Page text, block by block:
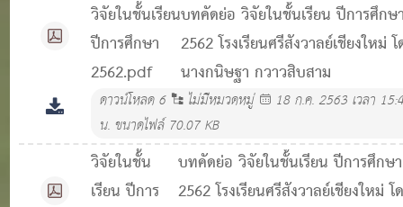
วิจัยในชั้นเรียน
ปีการศึกษา
2562.pdf
บทคัดย่อ วิจัยในชั้นเรียน ปีการศึกษ
2562 โรงเรียนศรีสังวาลย์เชียงใหม่
นางกนิษฐา กวาวสิบสาม
ดาวน์โหลด6 ไม่มีหมวดหมู่
18 ก.ค. 2563 เวลา
น. ขนาดไฟล์ 70.07 KB
วิจัยในชั้น
เรียน ปีการ
บทคัดย่อ วิจัยในชั้นเรียน ปีการศึกษา
2562 โรงเรียนศรีสังวาลย์เชียงใหม่ โ